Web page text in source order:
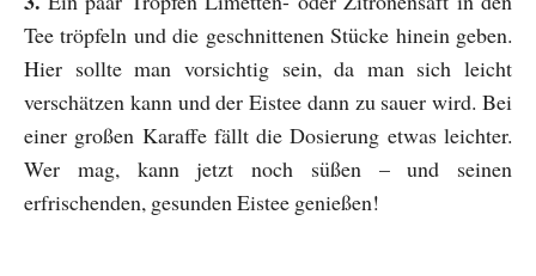
Tee tröpfeln und die geschnittenen Stücke hinein geben.
Hier sollte man vorsichtig sein, da man sich leicht
verschätzen kann und der Eistee dann zu sauer wird. Bei
einer großen Karaffe fällt die Dosierung etwas leichter.
Wer mag, kann jetzt noch süßen – und seinen
erfrischenden, gesunden Eistee genießen!